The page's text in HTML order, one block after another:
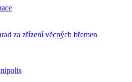
za zřízení věcných břemen